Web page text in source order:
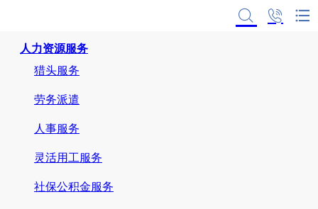
人力资源服务
猎头服务
劳务派遣
人事服务
灵活用工服务
社保公积金服务